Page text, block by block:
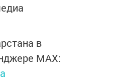
в
MАХ: